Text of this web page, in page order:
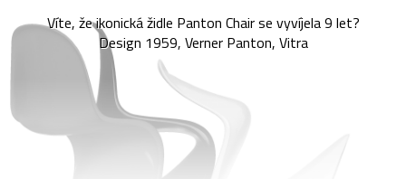
Víte, že ikonická židle Panton Chair se vyvíjela 9 let?
Design 1959, Verner Panton, Vitra